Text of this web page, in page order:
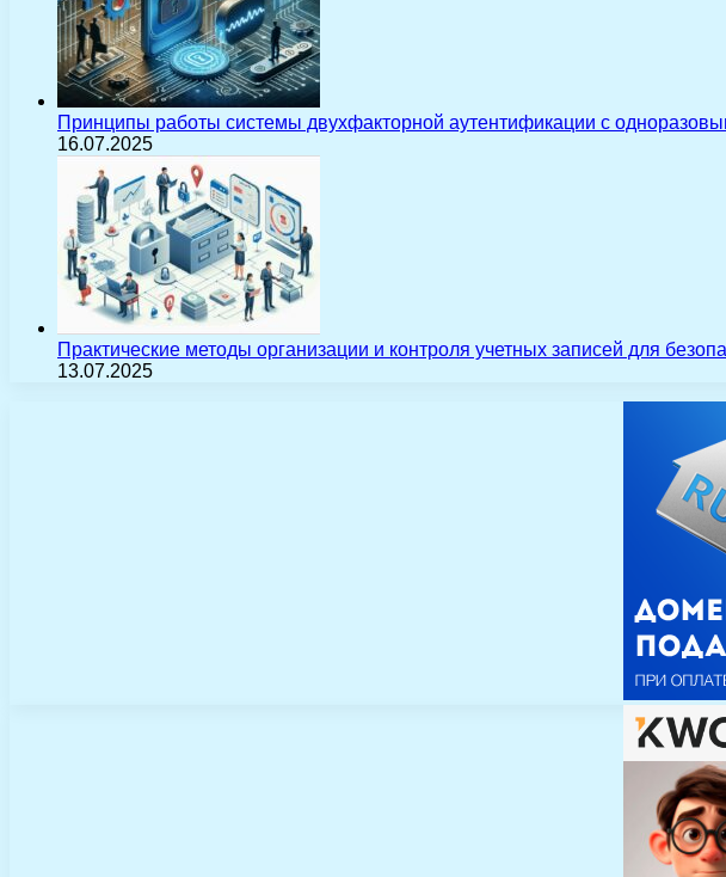
Принципы работы системы двухфакторной аутентификации с
16.07.2025
Практические методы организации и контроля учетных записей для
13.07.2025